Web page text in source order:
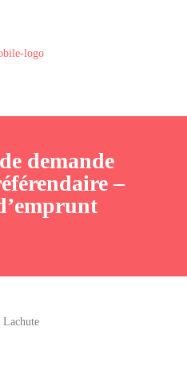
Offres d’emploi
demande
–